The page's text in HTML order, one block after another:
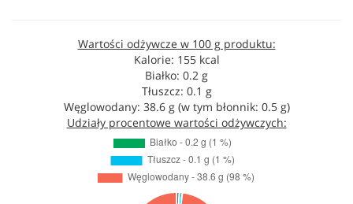
Wartości odżywcze w 100 g produktu:
Kalorie: 155 kcal
Białko: 0.2 g
Tłuszcz: 0.1 g
Węglowodany: 38.6 g (w tym błonnik: 0.5 g)
Udziały procentowe wartości odżywczych: